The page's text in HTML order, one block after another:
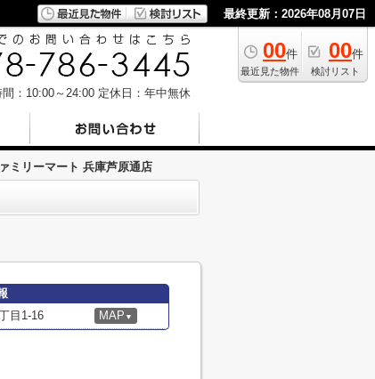
最終更新：2026年08月07日
00件
最近見た物件
00件
検討リスト
：10:00～24:00 定休日：年中無休
ミリーマート 兵庫芦原通店
目1-16 MAP ▼